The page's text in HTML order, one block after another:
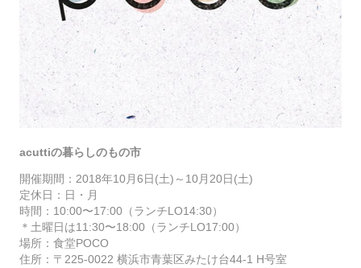
acuttiの暮らしのもの市
開催期間：2018年10月6日(土)～10月20日(土)
定休日：日・月
時間：10:00〜17:00（ランチLO14:30）
＊土曜日は11:30〜18:00（ランチLO17:00）
場所：食堂POCO
住所： 〒225-0022 横浜市青葉区みたけ台44-1 H号室